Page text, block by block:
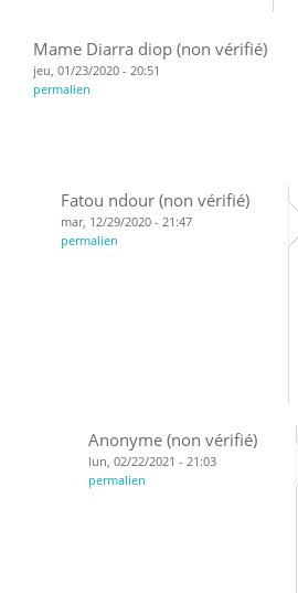
Mame Diarra diop (non vérifié)
jeu, 01/23/2020 - 20:51
permalien
Fatou ndour (non vérifié)
mar, 12/29/2020 - 21:47
permalien
Anonyme (non vérifié)
lun, 02/22/2021 - 21:03
permalien